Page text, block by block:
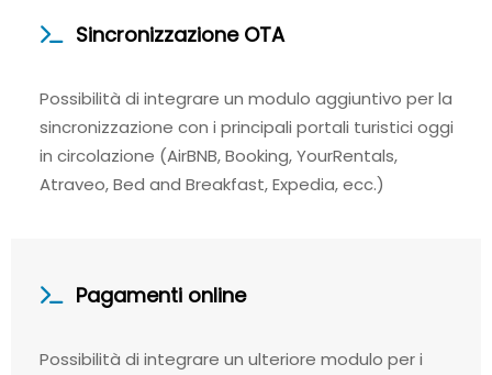
Sincronizzazione OTA
Possibilità di integrare un modulo aggiuntivo per la
sincronizzazione con i principali portali turistici oggi
in circolazione (AirBNB, Booking, YourRentals,
Atraveo, Bed and Breakfast, Expedia, ecc.)
Pagamenti online
Possibilità di integrare un ulteriore modulo per i